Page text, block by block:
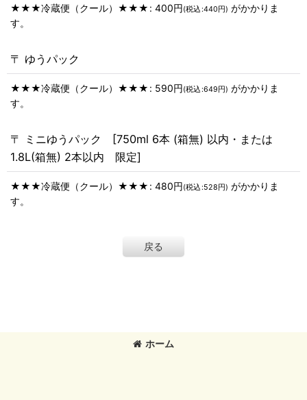
★★★冷蔵便（クール）★★★ : 400円(税込 :440円) がかかりま
す。
〒 ゆうパック
★★★冷蔵便（クール）★★★ : 590円(税込 :649円) がかかりま
す。
〒 ミニゆうパック [750ml 6本 (箱無) 以内・または
1.8L(箱無) 2本以内 限定]
★★★冷蔵便（クール）★★★ : 480円(税込 :528円) がかかりま
す。
戻る
ホーム